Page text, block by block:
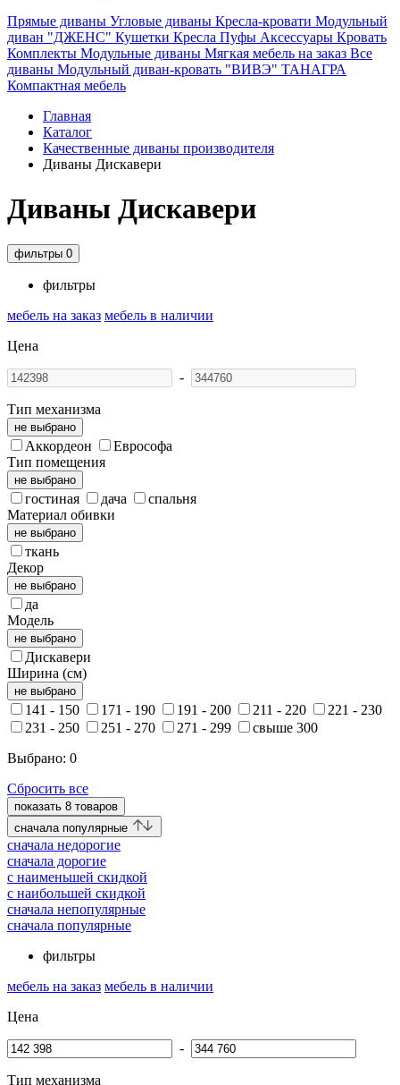
Прямые диваны Угловые диваны Кресла-кровати Модульный
диван "ДЖЕНС" Кушетки Кресла Пуфы Аксессуары Кровать
Комплекты Модульные диваны Мягкая мебель на заказ Все
диваны Модульный диван-кровать "ВИВЭ" ТАНАГРА
Компактная мебель
Главная
Каталог
Качественные диваны производителя
Диваны Дискавери
Диваны Дискавери
фильтры 0
фильтры
мебель на заказ мебель в наличии
Цена
-
Тип механизма
не выбрано
Аккордеон
Еврософа
Тип помещения
не выбрано
гостиная дача
спальня
Материал обивки
не выбрано
ткань
Декор
не выбрано
да
Модель
не выбрано
Дискавери
Ширина (см)
не выбрано
141 - 150 171 - 190 191 - 200 211 - 220
221 - 230
231 - 250
251 - 270 271 - 299
свыше 300
Выбрано: 0
Сбросить все
показать 8 товаров
cначала популярные
cначала недорогие
cначала дорогие
c наименьшей скидкой
c наибольшей скидкой
сначала непопулярные
сначала популярные
фильтры
мебель на заказ мебель в наличии
Цена
-
Тип механизма